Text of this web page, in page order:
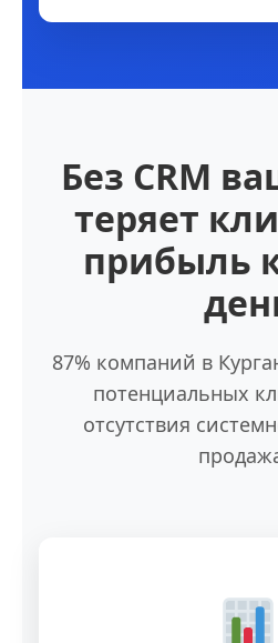
Без CRM
теряет
прибыль
87% компаний в
потенциальных
отсутствия